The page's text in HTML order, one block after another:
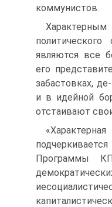
коммунистов.
политического
являются все
его
забастовках,
и в идейной
отстаивают
Программы